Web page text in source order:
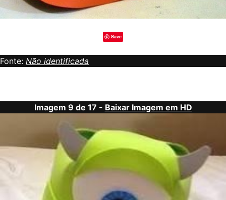
Save
Fonte: Não identificada
Imagem 9 de 17 - Baixar Imagem em HD